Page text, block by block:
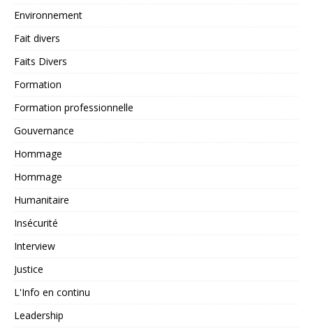
Environnement
Fait divers
Faits Divers
Formation
Formation professionnelle
Gouvernance
Hommage
Hommage
Humanitaire
Insécurité
Interview
Justice
L'Info en continu
Leadership